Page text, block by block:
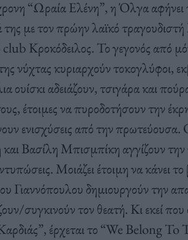
“Ωραία Ελένη”, η Όλγα αφήνει
της με τον πρώην λαϊκό
club Κροκόδειλος. Το γεγονός από
νύχτας κυριαρχούν τοκογλύφοι,
ουίσκι αδειάζουν, τσιγάρα και
έτοιμες να πυροδοτήσουν την
ενισχύσεις από την
Βασίλη Μπισμπίκη αγγίζουν
Μοιάζει έτοιμη να
Γιαννόπουλου δημιουργούν την
συγκινούν τον θεατή. Kι εκεί
έρχεται το “We Belong To